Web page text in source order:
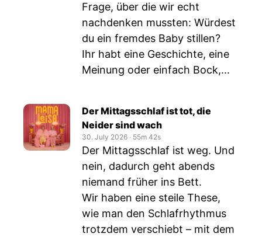
Frage, über die wir echt
nachdenken mussten: Würdest
du ein fremdes Baby stillen?
Ihr habt eine Geschichte, eine
Meinung oder einfach Bock,...
Der Mittagsschlaf ist tot, die
Neider sind wach
30. July 2026 ‧ 55m 42s
Der Mittagsschlaf ist weg. Und
nein, dadurch geht abends
niemand früher ins Bett.
Wir haben eine steile These,
wie man den Schlafrhythmus
trotzdem verschiebt – mit dem